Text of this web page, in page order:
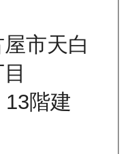
市天白
13階建